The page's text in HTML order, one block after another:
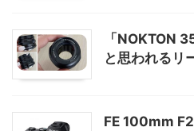
「NOKTON
と思われるリ
FE 100mm